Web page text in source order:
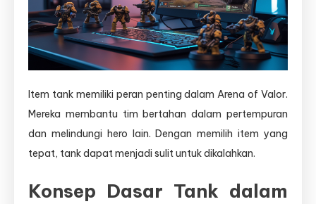
Item tank memiliki peran penting dalam Arena of Valor.
Mereka membantu tim bertahan dalam pertempuran
dan melindungi hero lain. Dengan memilih item yang
tepat, tank dapat menjadi sulit untuk dikalahkan.
Konsep Dasar Tank dalam